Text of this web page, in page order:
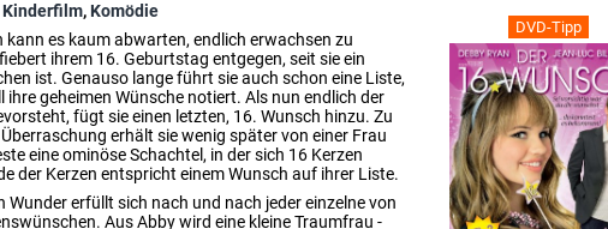
DVD-Tipp
Kinderfilm,Komödie
kann es kaum abwarten, endlich erwachsen zu
ihrem 16. Geburtstag entgegen, seit sie ein
ist. Genauso lange führt sie auch schon eine Liste,
ihre geheimen Wünsche notiert. Als nun endlich der
fügt sie einen letzten, 16. Wunsch hinzu. Zu
erhält sie wenig später von einer Frau
eine ominöse Schachtel, in der sich 16 Kerzen
der Kerzen entspricht einem Wunsch auf ihrer Liste.
Wunder erfüllt sich nach und nach jeder einzelne von
Aus Abby wird eine kleine Traumfrau -